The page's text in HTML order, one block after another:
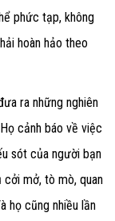
phức tạp, không
hoàn hảo theo
ra những nghiên
cảnh báo về việc
sót của người bạn
cởi mở, tò mò, quan
họ cũng nhiều lần